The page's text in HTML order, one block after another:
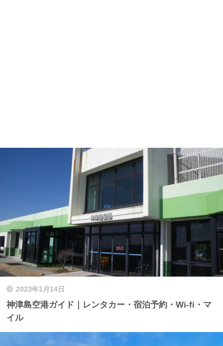
2023年1月14日
神津島空港ガイド｜レンタカー・宿泊予約・Wi-fi・マ
イル